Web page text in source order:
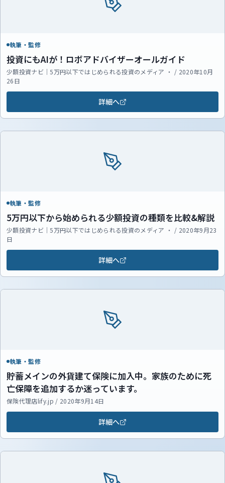
執筆・監修
投資にもAIが！ロボアドバイザーオールガイド
少額投資ナビ｜5万円以下ではじめられる投資のメディア ・ / 2020年10月
26日
詳細へ
執筆・監修
5万円以下から始められる少額投資の種類を比較&解説
少額投資ナビ｜5万円以下ではじめられる投資のメディア ・ / 2020年9月23
日
詳細へ
執筆・監修
貯蓄メインの外貨建て保険に加入中。家族のために死
亡保障を追加するか迷っています。
保険代理店lify.jp / 2020年9月14日
詳細へ